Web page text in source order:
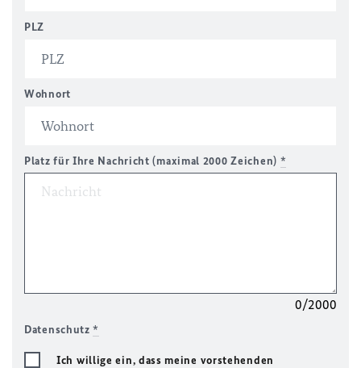
PLZ
Wohnort
Platz für Ihre Nachricht (maximal 2000 Zeichen) *
0/2000
Datenschutz*
Ich willige ein, dass meine vorstehenden